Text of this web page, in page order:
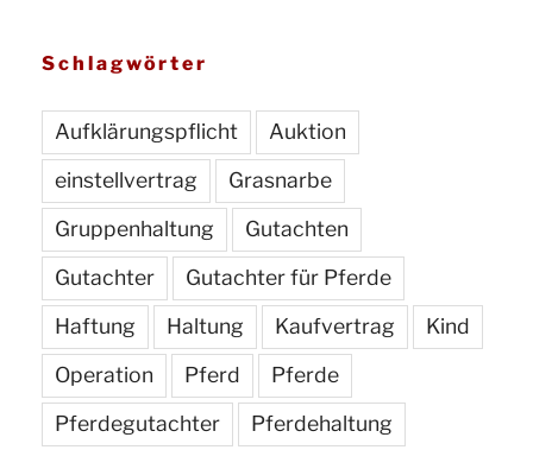
Schlagwörter
Aufklärungspflicht
Auktion
einstellvertrag
Grasnarbe
Gruppenhaltung
Gutachten
Gutachter
Gutachter für Pferde
Haftung
Haltung Kaufvertrag
Kind
Operation
Pferd
Pferde
Pferdegutachter
Pferdehaltung